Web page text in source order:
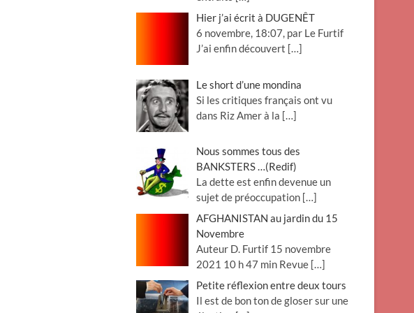
Hier j’ai écrit à DUGENÊT
6 novembre, 18:07, par Le Furtif
J’ai enfin découvert […]
Le short d’une mondina
Si les critiques français ont vu
dans Riz Amer à la […]
Nous sommes tous des
BANKSTERS …(Redif)
La dette est enfin devenue un
sujet de préoccupation […]
AFGHANISTAN au jardin du 15
Novembre
Auteur D. Furtif 15 novembre
2021 10 h 47 min Revue […]
Petite réflexion entre deux tours
Il est de bon ton de gloser sur une